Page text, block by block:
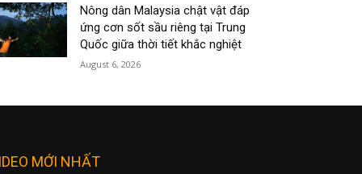
Nông dân Malaysia chật vật đáp
ứng cơn sốt sầu riêng tại Trung
Quốc giữa thời tiết khắc nghiệt
August 6, 2026
MỚI NHẤT